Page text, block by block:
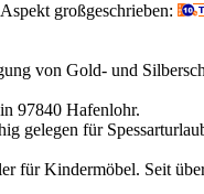
großgeschrieben:
von Gold- und
97840 Hafenlohr.
gelegen für
für Kindermöbel. Seit